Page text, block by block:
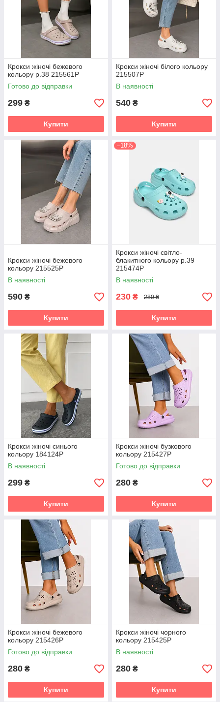
Крокси жіночі бежевого
кольору р.38 215561P
Готово до відправки
299 ₴
Купити
Крокси жіночі білого кольору
215507P
В наявності
540 ₴
Купити
Крокси жіночі бежевого
кольору 215525P
В наявності
590 ₴
Купити
–18%
Крокси жіночі світло-
блакитного кольору р.39
215474P
В наявності
230 ₴ 280 ₴
Купити
Крокси жіночі синього
кольору 184124P
В наявності
299 ₴
Купити
Крокси жіночі бузкового
кольору 215427P
Готово до відправки
280 ₴
Купити
Крокси жіночі бежевого
кольору 215426P
Готово до відправки
280 ₴
Купити
Крокси жіночі чорного
кольору 215425P
В наявності
280 ₴
Купити